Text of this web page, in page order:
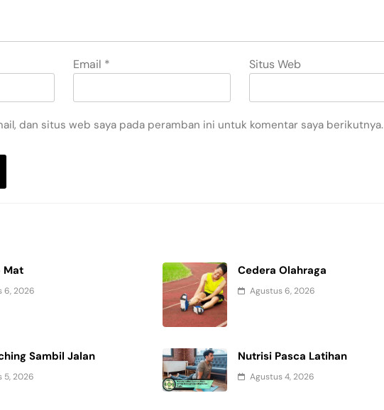
Email * Situs Web
dan situs web saya pada peramban ini untuk komentar saya berikutnya.
Mat
6, 2026
Cedera Olahraga
Agustus 6, 2026
Sambil Jalan
5, 2026
Nutrisi Pasca Latihan
Agustus 4, 2026